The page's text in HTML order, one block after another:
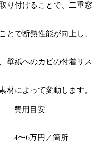
り付けることで、二重窓
とで断熱性能が向上し、
壁紙へのカビの付着リス
材によって変動します。
費用目安
4〜6万円／箇所